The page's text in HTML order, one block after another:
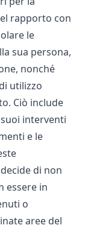
rapporto con
le
sua persona,
nonché
utilizzo
Ciò include
interventi
e le
di non
essere in
o
aree del